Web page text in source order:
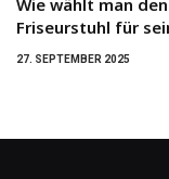
Friseurstuhl für
27. SEPTEMBER 2025